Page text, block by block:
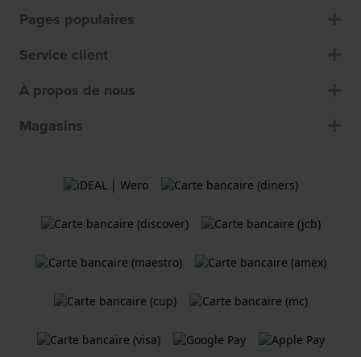
Pages populaires
Service client
À propos de nous
Magasins